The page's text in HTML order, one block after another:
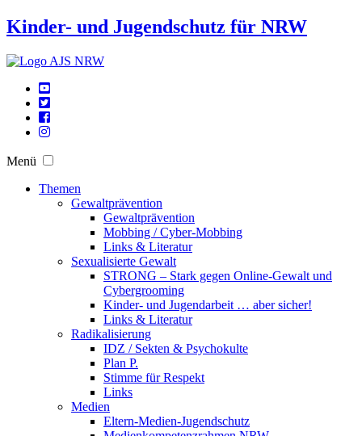
Kinder- und Jugendschutz für NRW
Menü
Themen
Gewaltprävention
Gewaltprävention
Mobbing / Cyber-Mobbing
Links & Literatur
Sexualisierte Gewalt
STRONG – Stark gegen Online-Gewalt und
Cybergrooming
Kinder- und Jugendarbeit … aber sicher!
Links & Literatur
Radikalisierung
IDZ / Sekten & Psychokulte
Plan P.
Stimme für Respekt
Links
Medien
Eltern-Medien-Jugendschutz